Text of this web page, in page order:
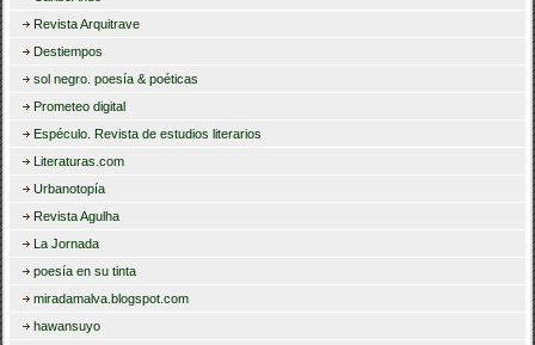
Revista Arquitrave
Destiempos
sol negro. poesía & poéticas
Prometeo digital
Espéculo. Revista de estudios literarios
Literaturas.com
Urbanotopía
Revista Agulha
La Jornada
poesía en su tinta
miradamalva.blogspot.com
hawansuyo